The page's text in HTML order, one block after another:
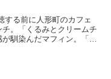
する前に人形町のカフェ
チ。「くるみとクリームチ
馴染んだマフィン。「ピ